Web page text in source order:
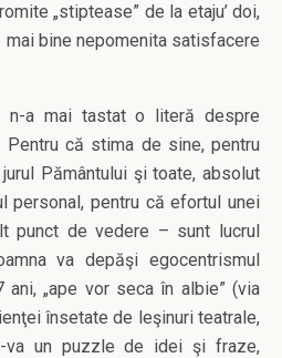
„stiptease” de la etaju’ doi,
bine nepomenita satisfacere
n-a mai tastat o literă despre
Pentru că stima de sine, pentru
Pământului şi toate, absolut
personal, pentru că efortul unei
punct de vedere – sunt lucrul
va depăşi egocentrismul
„ape vor seca în albie” (via
însetate de leşinuri teatrale,
va un puzzle de idei şi fraze,